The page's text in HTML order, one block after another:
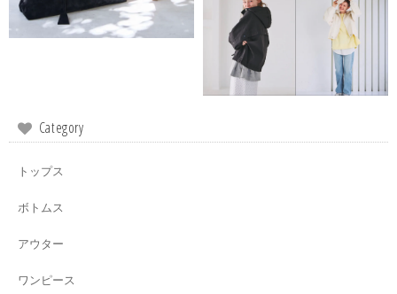
Category
トップス
ボトムス
アウター
ワンピース